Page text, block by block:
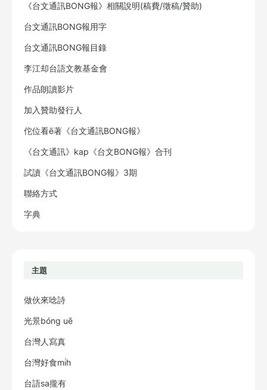
《台文通訊BONG報》相關說明(稿費/徵稿/贊助)
台文通訊BONG報用字
台文通訊BONG報目錄
李江却台語文教基金會
作品朗讀影片
加入贊助發行人
佗位看ē著《台文通訊BONG報》
《台文通訊》kap《台文BONG報》合刊
試讀《台文通訊BONG報》3期
聯絡方式
字典
主題
做伙來唸詩
光景bóng uē
台灣人寫真
台灣好食mi̍h
台語sa攏有